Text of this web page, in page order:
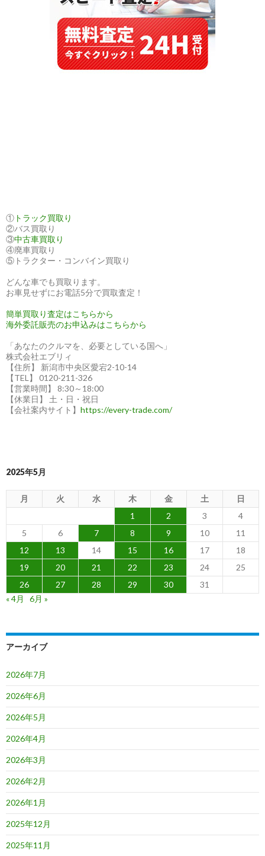
（PA-
FB70BB）
を
輸
出
① トラック買取り
②バス買取り
③中古車買取り
④廃車買取り
⑤トラクター・コンバイン買取り
どんな車でも買取ります。
お車見せずにお電話5分で買取査定！
簡単買取り査定はこちらから
海外委託販売のお申込みはこちらから
「あなたのクルマを、必要としている国へ」
株式会社エブリィ
【住所】 新潟市中央区愛宕2-10-14
【TEL】 0120-211-326
【営業時間】 8:30～18:00
【休業日】 土・日・祝日
【会社案内サイト】 https://every-trade.com/
2025年5月
月 火 水 木 金 土
日
1
2 3
4
5
6 7 8 9 10
11
12
13 14 15 16 17
18
19
20 21 22 23 24
25
26
27 28 29 30
31
« 4月
6月 »
アーカイブ
2026年7月
2026年6月
2026年5月
2026年4月
2026年3月
2026年2月
2026年1月
2025年12月
2025年11月